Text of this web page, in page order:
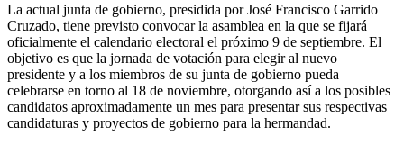
La actual junta de gobierno, presidida por José Francisco Garrido
Cruzado, tiene previsto convocar la asamblea en la que se fijará
oficialmente el calendario electoral el próximo 9 de septiembre. El
objetivo es que la jornada de votación para elegir al nuevo
presidente y a los miembros de su junta de gobierno pueda
celebrarse en torno al 18 de noviembre, otorgando así a los posibles
candidatos aproximadamente un mes para presentar sus respectivas
candidaturas y proyectos de gobierno para la hermandad.